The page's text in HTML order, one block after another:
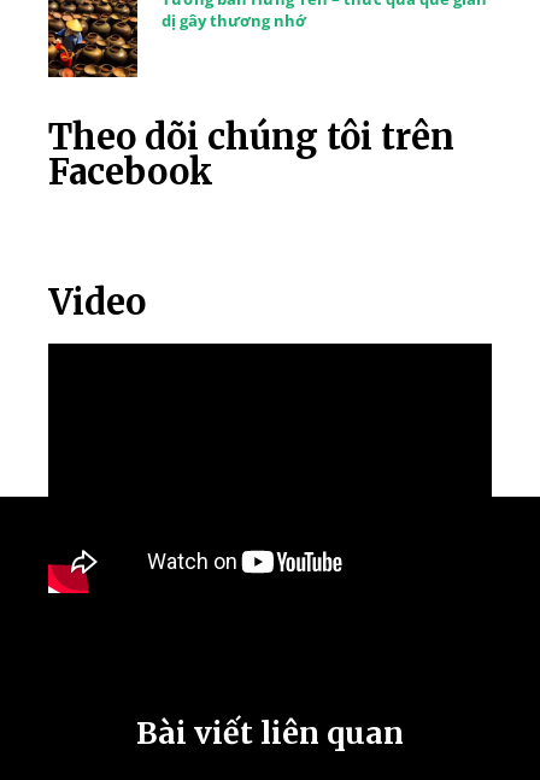
dị gây thương nhớ
Theo dõi chúng tôi trên
Facebook
Video
Bài viết liên quan